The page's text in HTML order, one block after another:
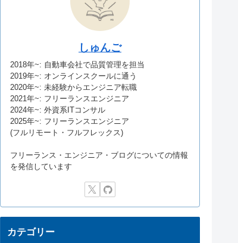
しゅんご
2018年~: 自動車会社で品質管理を担当
2019年~: オンラインスクールに通う
2020年~: 未経験からエンジニア転職
2021年~: フリーランスエンジニア
2024年~: 外資系ITコンサル
2025年~: フリーランスエンジニア
(フルリモート・フルフレックス)
フリーランス・エンジニア・ブログについての情報
を発信しています
カテゴリー